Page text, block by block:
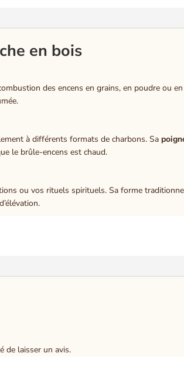
en bois
des encens en grains, en poudre ou
à différents formats de charbons. Sa
le brûle-encens est chaud.
ou vos rituels spirituels. Sa forme
de laisser un avis.